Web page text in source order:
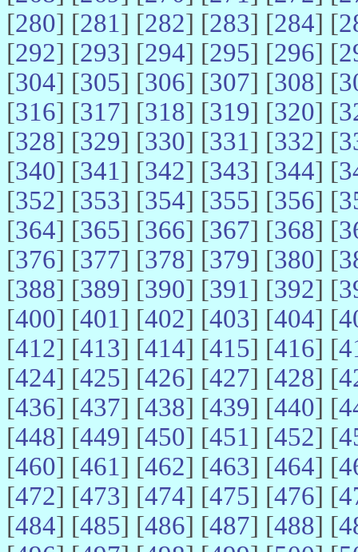
[280] [281] [282] [283] [284] [
[292] [293] [294] [295] [296] [
[304] [305] [306] [307] [308] [
[316] [317] [318] [319] [320] [
[328] [329] [330] [331] [332] [
[340] [341] [342] [343] [344] [
[352] [353] [354] [355] [356] [
[364] [365] [366] [367] [368] [
[376] [377] [378] [379] [380] [
[388] [389] [390] [391] [392] [
[400] [401] [402] [403] [404] [
[412] [413] [414] [415] [416] [
[424] [425] [426] [427] [428] [
[436] [437] [438] [439] [440] [
[448] [449] [450] [451] [452] [
[460] [461] [462] [463] [464] [
[472] [473] [474] [475] [476] [
[484] [485] [486] [487] [488] [